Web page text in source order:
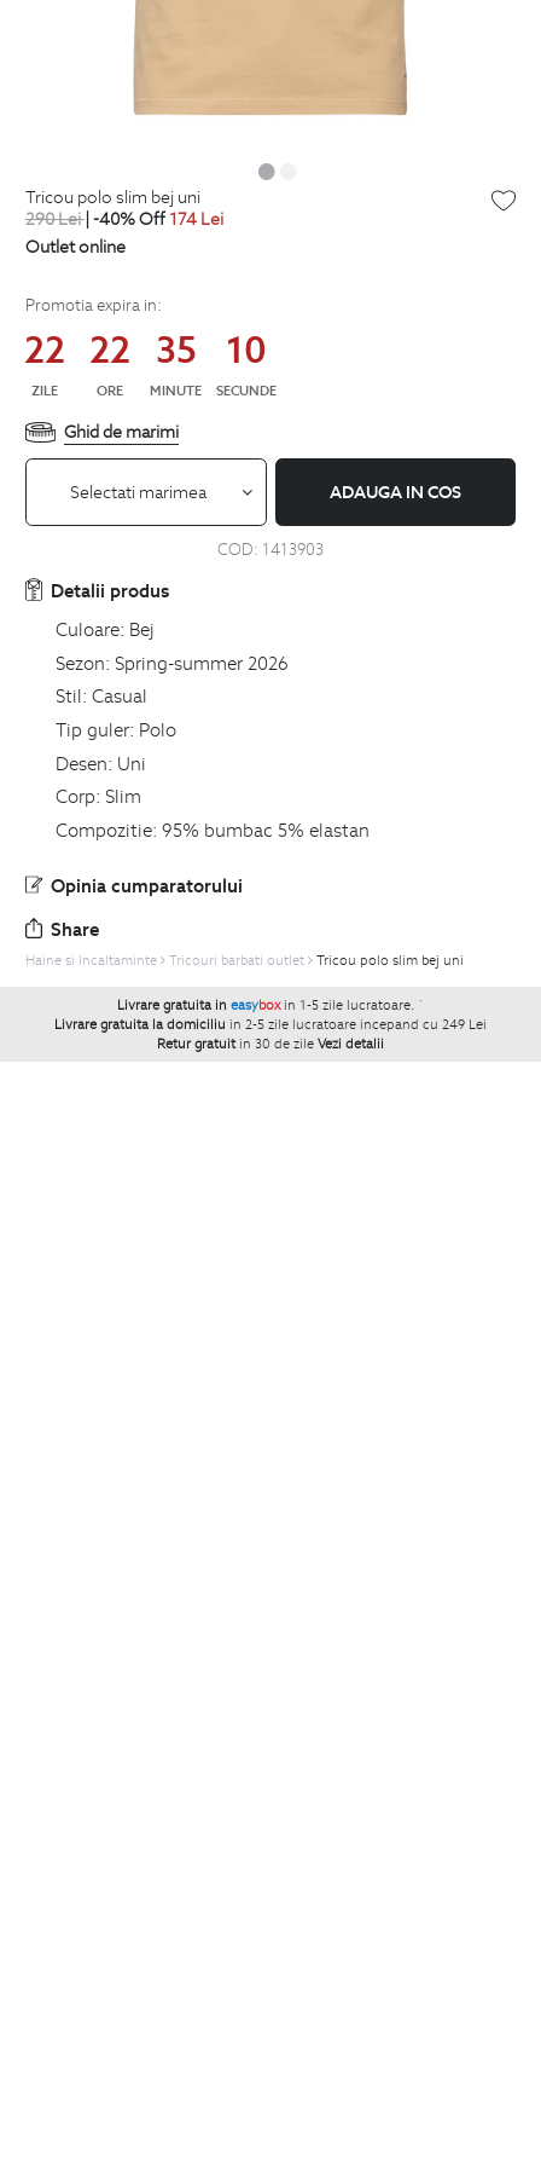
tricou polo slim bej uni
290Lei| -40% Off 174 Lei
Outlet online
Promotia expira in:
22
ZILE
22
ORE
35
MINUTE
10
SECUNDE
Ghid de marimi
Selectati marimea ADAUGA IN COS
COD: 1413903
Detalii produs
Culoare: Bej
Sezon: Spring-summer 2026
Stil: Casual
Tip guler: Polo
Desen: Uni
Corp: Slim
Compozitie: 95% bumbac 5% elastan
Opinia cumparatorului
Share
Haine si Incaltaminte Tricouri barbati outlet Tricou polo slim bej uni
Livrare gratuita in easybox in 1-5 zile lucratoare. `
Livrare gratuita la domiciliu in 2-5 zile lucratoare incepand cu 249 Lei
Retur gratuit in 30 de zile Vezi detalii